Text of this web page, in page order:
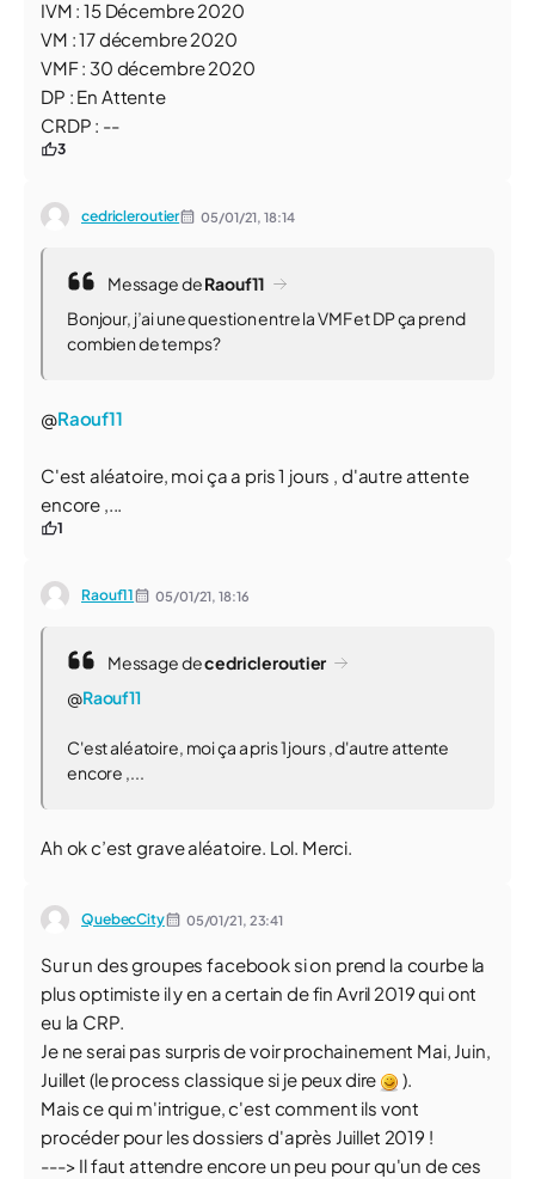
IVM : 15 Décembre 2020
VM : 17 décembre 2020
VMF : 30 décembre 2020
DP : En Attente
CRDP : --
3
cedricleroutier 05/01/21,18:14
Message deRaouf11
Bonjour, j’ai une question entre la VMF et DP ça prend
combien de temps?
@Raouf11
C'est aléatoire, moi ça a pris 1 jours , d'autre attente
encore ,...
1
Raouf11 05/01/21,18:16
Message decedricleroutier
@Raouf11
C'est aléatoire, moi ça a pris 1 jours , d'autre attente
encore ,...
Ah ok c’est grave aléatoire. Lol. Merci.
QuebecCity 05/01/21, 23:41
Sur un des groupes facebook si on prend la courbe la
plus optimiste il y en a certain de fin Avril 2019 qui ont
eu la CRP.
Je ne serai pas surpris de voir prochainement Mai, Juin,
Juillet (le process classique si je peux dire
).
Mais ce qui m'intrigue, c'est comment ils vont
procéder pour les dossiers d'après Juillet 2019 !
---> Il faut attendre encore un peu pour qu'un de ces